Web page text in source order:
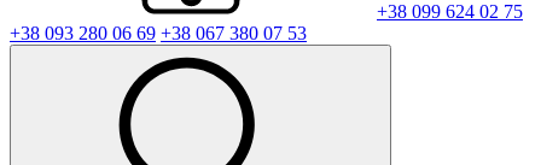
+38 099 624 02 75
+38 093 280 06 69 +38 067 380 07 53